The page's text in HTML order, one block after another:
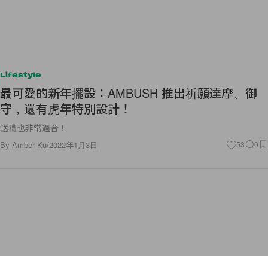
Lifestyle
最可愛的新年擺設：AMBUSH 推出祈願達摩、御
守，還有虎年特別設計！
送禮也非常適合！
By Amber Ku/2022年1月3日 53 0